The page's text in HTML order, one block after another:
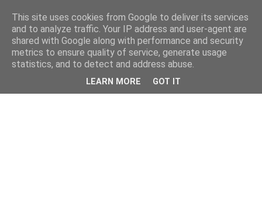
This site uses cookies from Google to deliver its services
and to analyze traffic. Your IP address and user-agent are
shared with Google along with performance and security
metrics to ensure quality of service, generate usage
statistics, and to detect and address abuse.
LEARN MORE GOT IT